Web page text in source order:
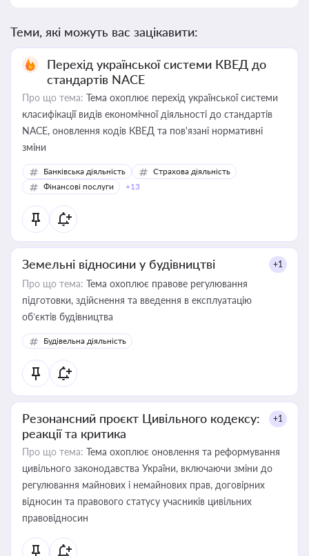
Теми, які можуть вас зацікавити:
Перехід української системи КВЕД до
стандартів NACE
Про що тема: Тема охоплює перехід української системи
класифікації видів економічної діяльності до стандартів
NACE, оновлення кодів КВЕД та пов'язані нормативні
зміни
Банківська діяльність
Страхова діяльність
Фінансові послуги
+13
Земельні відносини у будівництві +1
Про що тема: Тема охоплює правове регулювання
підготовки, здійснення та введення в експлуатацію
об’єктів будівництва
Будівельна діяльність
Резонансний проєкт Цивільного кодексу:
реакції та критика
+1
Про що тема: Тема охоплює оновлення та реформування
цивільного законодавства України, включаючи зміни до
регулювання майнових і немайнових прав, договірних
відносин та правового статусу учасників цивільних
правовідносин